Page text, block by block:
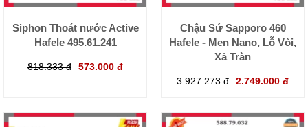
Siphon Thoát nước Active
Hafele 495.61.241
818.333 đ 573.000 đ
Chậu Sứ Sapporo 460
Hafele - Men Nano, Lỗ Vòi,
Xả Tràn
3.927.273 đ 2.749.000 đ